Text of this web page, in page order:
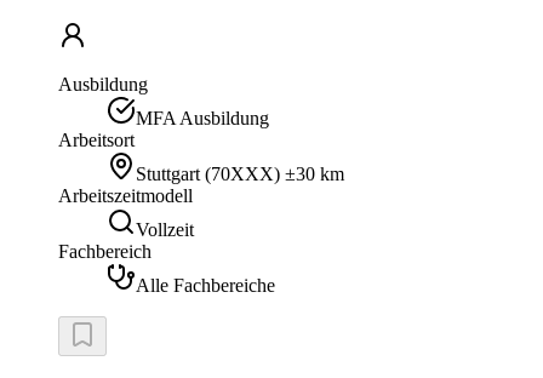
Ausbildung
MFA Ausbildung
Arbeitsort
Stuttgart (70XXX) ±30 km
Arbeitszeitmodell
Vollzeit
Fachbereich
Alle Fachbereiche